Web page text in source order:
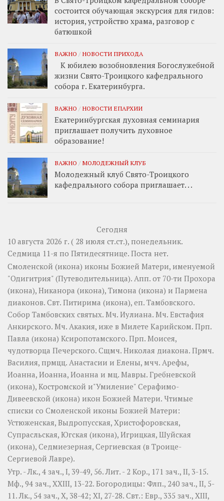
состоится обучающая экскурсия для гидов:
история, устройство храма, разговор с
батюшкой
ВАЖНО / НОВОСТИ ПРИХОДА
К юбилею возобновления Богослужебной
жизни Свято-Троицкого кафедрального
собора г. Екатеринбурга.
ВАЖНО / НОВОСТИ ЕПАРХИИ
Екатеринбургская духовная семинария
приглашает получить духовное
образование!
ВАЖНО / МОЛОДЕЖНЫЙ КЛУБ
Молодежный клуб Свято-Троицкого
кафедрального собора приглашает. . .
Сегодня
10 августа 2026 г. ( 28 июля ст.ст.), понедельник.
Седмица 11-я по Пятидесятнице. Поста нет.
Смоленской (икона) иконы Божией Матери, именуемой
"Одигитрия" (Путеводительница). Апп. от 70-ти Прохора
(икона), Никанора (икона), Тимона (икона) и Пармена
диаконов. Свт. Питирима (икона), еп. Тамбовского.
Собор Тамбовских святых. Мч. Иулиана. Мч. Евстафия
Анкирского. Мч. Акакия, иже в Милете Карийском. Прп.
Павла (икона) Ксиропотамского. Прп. Моисея,
чудотворца Печерского. Сщмч. Николая диакона. Прмч.
Василия, прмцц. Анастасии и Елены, мчч. Арефы,
Иоанна, Иоанна, Иоанна и мц. Мавры. Гребневской
(икона), Костромской и"Умиление" Серафимо-
Дивеевской (икона) икон Божией Матери. Чтимые
списки со Смоленской иконы Божией Матери:
Устюженская, Выдропусская, Христофоровская,
Супрасльская, Югская (икона), Игрицкая, Шуйская
(икона), Седмиезерная, Сергиевская (в Троице-
Сергиевой Лавре).
Утр. -Лк., 4 зач., I, 39-49, 56.Лит. - 2 Кор., 171 зач., II, 3-15.
Мф., 94 зач., XXIII, 13-22. Богородицы: Флп., 240 зач., II, 5-
11. Лк., 54 зач., X, 38-42; XI, 27-28. Свт.: Евр., 335 зач., XIII,